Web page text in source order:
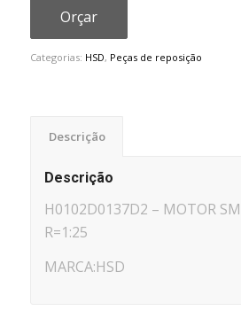
Orçar
Categorias: HSD, Peças de reposição
Descrição
Descrição
H0102D0137D2 – MOTOR
R=1:25
MARCA:HSD